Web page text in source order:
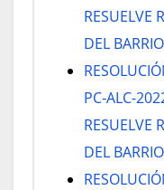
RESUELVE
DEL
PC-ALC-
RESUELVE
DEL